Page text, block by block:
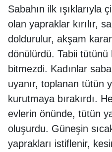
Sabahın ilk ışıklarıyla
olan yapraklar kırılır,
doldurulur, akşam
dönülürdü. Tabii tütünü
bitmezdi. Kadınlar
uyanır, toplanan tütün
kurutmaya bırakırdı.
evlerin önünde, tütün
oluşurdu. Güneşin
yaprakları istiflenir,